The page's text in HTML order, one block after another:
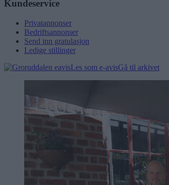
Kundeservice
Privatannonser
Bedriftsannonser
Send inn gratulasjon
Ledige stillinger
Les som e-avisGå til arkivet